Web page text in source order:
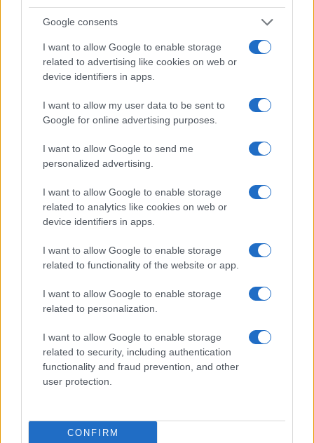
Google consents
I want to allow Google to enable storage
related to advertising like cookies on web or
device identifiers in apps.
I want to allow my user data to be sent to
Google for online advertising purposes.
I want to allow Google to send me
personalized advertising.
I want to allow Google to enable storage
related to analytics like cookies on web or
device identifiers in apps.
I want to allow Google to enable storage
related to functionality of the website or app.
I want to allow Google to enable storage
related to personalization.
I want to allow Google to enable storage
related to security, including authentication
functionality and fraud prevention, and other
user protection.
CONFIRM
Don Antonio Mazzi: l’ultimo saluto a Milano tra
emozioni e canti
Marco Tessari · 3 Ago 2026
Marco Tessari · 3 Ago 2026